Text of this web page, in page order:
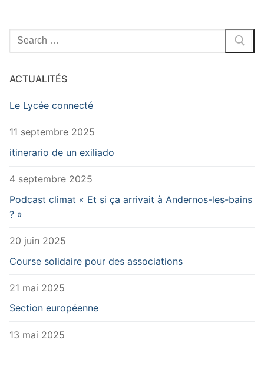
Rechercher
:
ACTUALITÉS
Le Lycée connecté
11 septembre 2025
itinerario de un exiliado
4 septembre 2025
Podcast climat « Et si ça arrivait à Andernos-les-bains
? »
20 juin 2025
Course solidaire pour des associations
21 mai 2025
Section européenne
13 mai 2025